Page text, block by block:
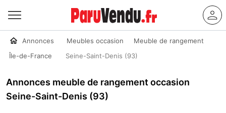
Annonces Meubles occasion
Meuble de rangement
Île-de-France
Seine-Saint-Denis (93)
Annonces meuble de rangement occasion
Seine-Saint-Denis (93)